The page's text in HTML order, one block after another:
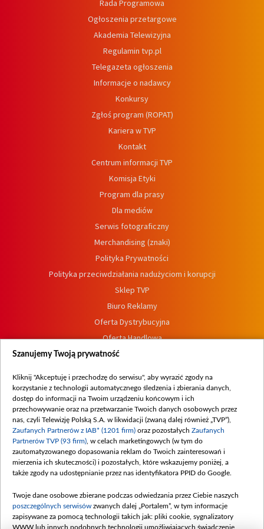
Rada Programowa
Ogłoszenia przetargowe
Akademia Telewizyjna
Regulamin tvp.pl
Telegazeta ogłoszenia
Informacje o nadawcy
Konkursy
Zgłoś program (ROPAT)
Kariera w TVP
Kontakt
Centrum informacji TVP
Komisja Etyki
Program dla prasy
Dla mediów
Serwis fotograficzny
Merchandising (znaki)
Polityka Prywatności
Polityka przeciwdziałania nadużyciom i korupcji
Sklep TVP
Biuro Reklamy
Oferta Dystrybucyjna
Oferta Handlowa
Dostępność
Procedura zgłoszeń wewnętrznych
Szanujemy Twoją prywatność
Kliknij "Akceptuję i przechodzę do serwisu", aby wyrazić zgody na
korzystanie z technologii automatycznego śledzenia i zbierania danych,
dostęp do informacji na Twoim urządzeniu końcowym i ich
przechowywanie oraz na przetwarzanie Twoich danych osobowych przez
nas, czyli Telewizję Polską S.A. w likwidacji (zwaną dalej również „TVP”),
Zaufanych Partnerów z IAB* (1201 firm) oraz pozostałych Zaufanych
Partnerów TVP (93 firm) , w celach marketingowych (w tym do
zautomatyzowanego dopasowania reklam do Twoich zainteresowań i
mierzenia ich skuteczności) i pozostałych, które wskazujemy poniżej, a
także zgody na udostępnianie przez nas identyfikatora PPID do Google.
Twoje dane osobowe zbierane podczas odwiedzania przez Ciebie naszych
poszczególnych serwisów zwanych dalej „Portalem”, w tym informacje
zapisywane za pomocą technologii takich jak: pliki cookie, sygnalizatory
WWW lub innych podobnych technologii umożliwiających świadczenie